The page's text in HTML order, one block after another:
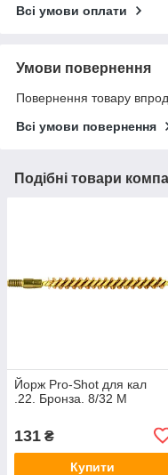
Всі умови оплати
Умови повернення
Повернення товару
Всі умови повернення
Подібні товари
Йорж Pro-Shot для кал
.22. Бронза. 8/32 M
131 ₴
Купити